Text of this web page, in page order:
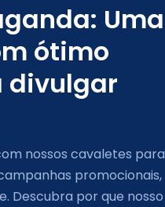
Uma
ótimo
divulgar
nossos cavaletes para
promocionais,
Descubra por que nosso